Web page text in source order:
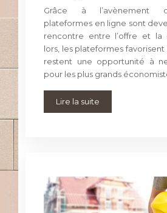
Grâce à l’avènement
plateformes en ligne sont
rencontre entre l’offre et la
lors, les plateformes
restent une opportunité à
pour les plus grands
Lire la suite